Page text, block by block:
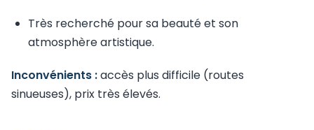
Très recherché pour sa beauté et son
atmosphère artistique.
Inconvénients :accès plus difficile (routes
sinueuses), prix très élevés.